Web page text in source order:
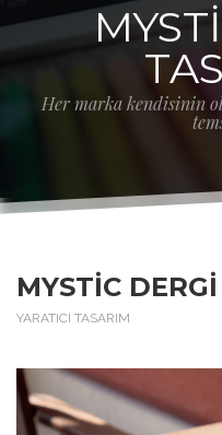
Her marka kendisinin
MYSTIC
YARATICI TASARIM